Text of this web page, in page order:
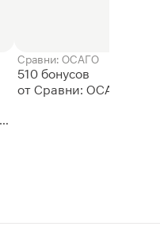
Сравни: ОСАГО
510 бонусов